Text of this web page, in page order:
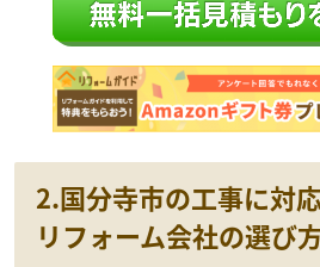
2.国分寺市の工事に対
リフォーム会社の選び